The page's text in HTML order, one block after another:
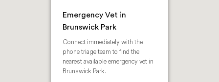
Emergency Vet in
Brunswick Park
Connect immediately with the
phone triage team to find the
nearest available emergency vet in
Brunswick Park.